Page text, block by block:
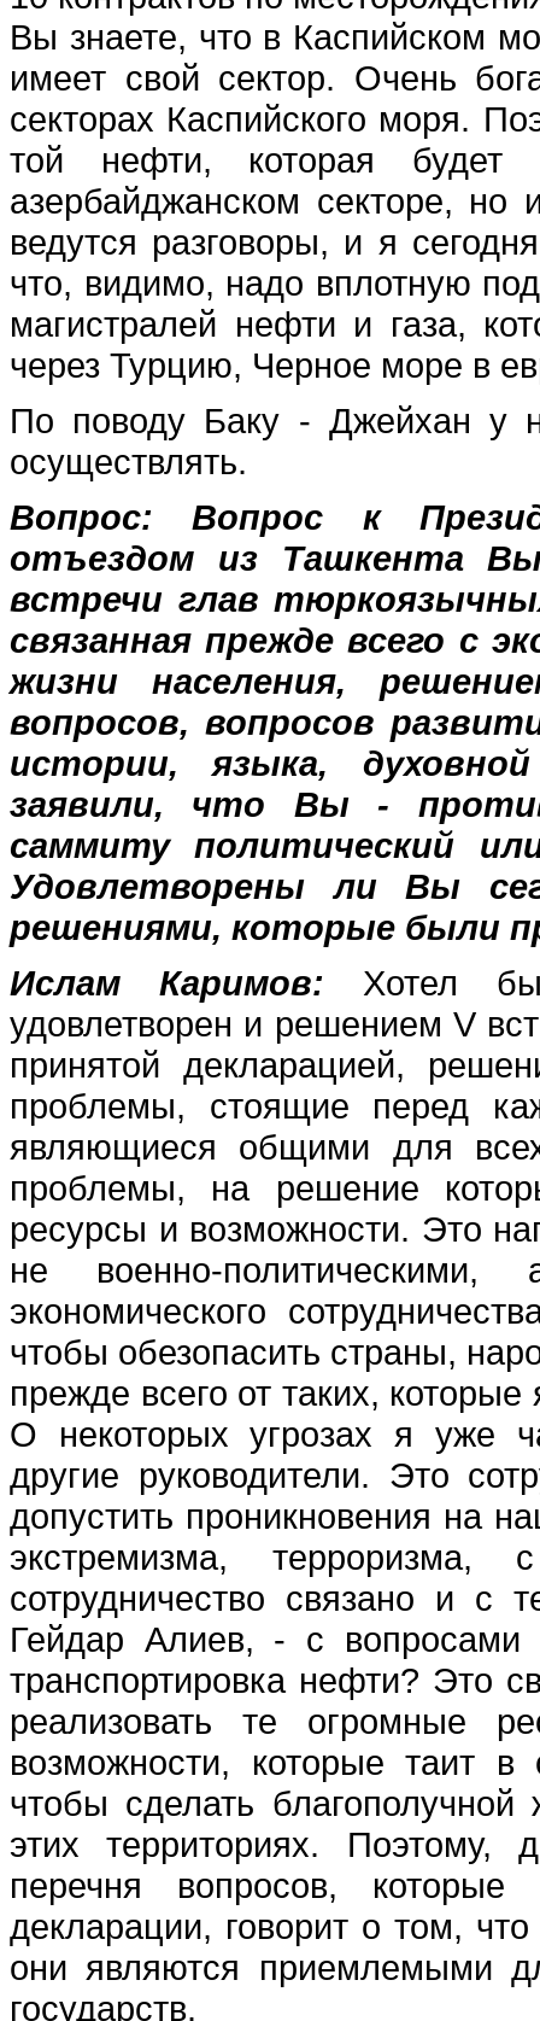
Вы знаете, что в Каспийском
имеет свой сектор. Очень
секторах Каспийского моря.
той нефти, которая
азербайджанском секторе, но
ведутся разговоры, и я
что, видимо, надо вплотную
магистралей нефти и газа,
через Турцию, Черное море в
По поводу Баку - Джейхан у
осуществлять.
Вопрос: Вопрос к
отъездом из Ташкента
встречи глав
связанная прежде всего с
жизни населения,
вопросов, вопросов
истории, языка,
заявили, что Вы -
саммиту политический
Удовлетворены ли Вы
решениями, которые были
Ислам Каримов: Хотел
удовлетворен и решением V
принятой декларацией,
проблемы, стоящие перед
являющиеся общими для
проблемы, на решение
ресурсы и возможности. Это
не военно-
экономического
чтобы обезопасить страны,
прежде всего от таких,
О некоторых угрозах я уже
другие руководители. Это
допустить проникновения на
экстремизма,
сотрудничество связано и с
Гейдар Алиев, - с вопросами
транспортировка нефти? Это
реализовать те огромные
возможности, которые таит
чтобы сделать
этих территориях. Поэтому,
перечня вопросов,
декларации, говорит о том,
они являются приемлемыми
государств.